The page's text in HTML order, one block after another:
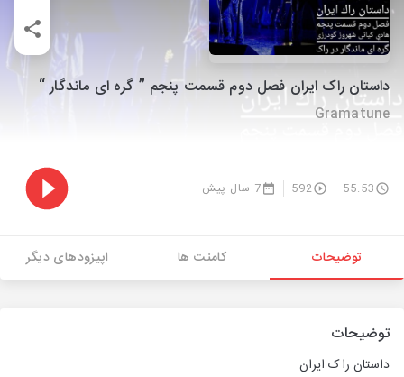
داستان راک ایران فصل دوم قسمت پنجم ” گره ای ماندگار “
Gramatune
55:53
592 7 سال پیش
توضیحات کامنت ها اپیزودهای دیگر
توضیحات
داستان راک ایران